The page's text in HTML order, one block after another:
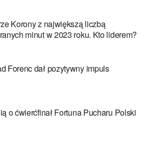
Korony z największą liczbą
minut w 2023 roku. Kto liderem?
Forenc dał pozytywny impuls
o ćwierćfinał Fortuna Pucharu Polski